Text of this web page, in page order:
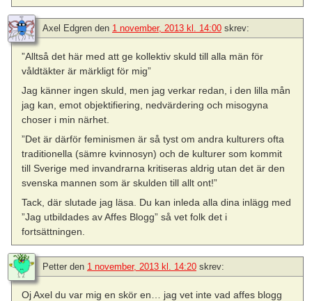
Axel Edgren den 1 november, 2013 kl. 14:00 skrev:
”Alltså det här med att ge kollektiv skuld till alla män för
våldtäkter är märkligt för mig”
Jag känner ingen skuld, men jag verkar redan, i den lilla mån
jag kan, emot objektifiering, nedvärdering och misogyna
choser i min närhet.
”Det är därför feminismen är så tyst om andra kulturers ofta
traditionella (sämre kvinnosyn) och de kulturer som kommit
till Sverige med invandrarna kritiseras aldrig utan det är den
svenska mannen som är skulden till allt ont!”
Tack, där slutade jag läsa. Du kan inleda alla dina inlägg med
”Jag utbildades av Affes Blogg” så vet folk det i
fortsättningen.
Petter den 1 november, 2013 kl. 14:20 skrev:
Oj Axel du var mig en skör en… jag vet inte vad affes blogg